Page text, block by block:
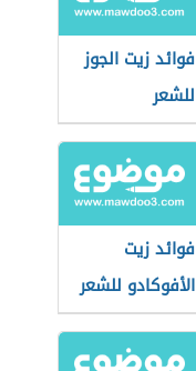
فوائد زيت الجوز
للشعر
فوائد زيت
الأفوكادو للشعر